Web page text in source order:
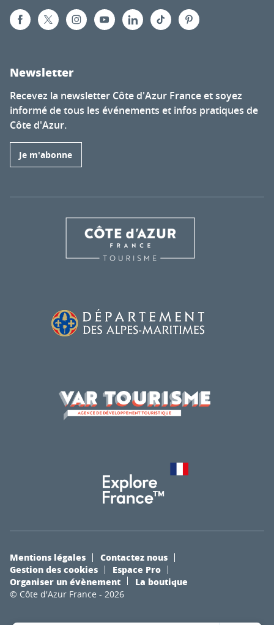
Newsletter
Recevez la newsletter Côte d'Azur France et soyez
informé de tous les événements et infos pratiques de
Côte d'Azur.
Je m'abonne
© Côte d'Azur France - 2026
Mentions légales
Contactez nous
Gestion des cookies
Espace Pro
Organiser un évènement
La boutique